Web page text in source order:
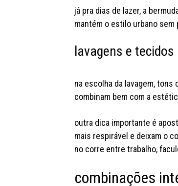
já pra dias de lazer, a
mantém o estilo urbano sem
lavagens e
na escolha da lavagem,
combinam bem com a
outra dica importante é
mais respirável e deixam o
no corre entre trabalho,
combinações